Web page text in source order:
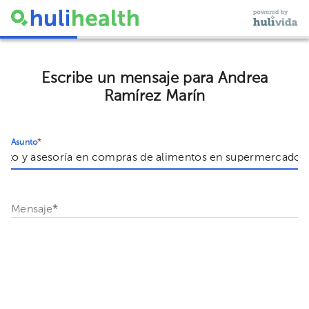
Escribe un mensaje para Andrea
Ramírez Marín
Asunto*
Mensaje*